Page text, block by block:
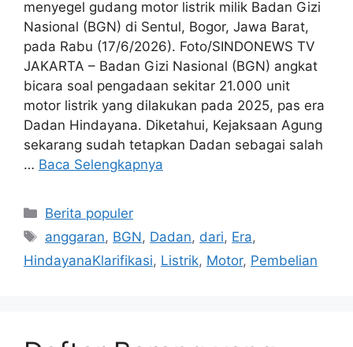
menyegel gudang motor listrik milik Badan Gizi
Nasional (BGN) di Sentul, Bogor, Jawa Barat,
pada Rabu (17/6/2026). Foto/SINDONEWS TV
JAKARTA – Badan Gizi Nasional (BGN) angkat
bicara soal pengadaan sekitar 21.000 unit
motor listrik yang dilakukan pada 2025, pas era
Dadan Hindayana. Diketahui, Kejaksaan Agung
sekarang sudah tetapkan Dadan sebagai salah
… Baca Selengkapnya
Kategori
Berita populer
Tag
anggaran, BGN, Dadan, dari, Era,
HindayanaKlarifikasi, Listrik, Motor, Pembelian